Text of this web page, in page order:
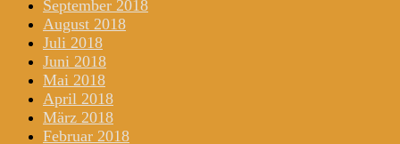
September 2018
August 2018
Juli 2018
Juni 2018
Mai 2018
April 2018
März 2018
Februar 2018